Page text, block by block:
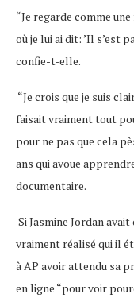
“Je regarde comme une
où je lui ai dit: ’Il s’est
confie-t-elle.
“Je crois que je suis
faisait vraiment tout
pour ne pas que cela
ans qui avoue
documentaire.
Si Jasmine Jordan avait
vraiment réalisé qui il
à AP avoir attendu sa
en ligne “pour voir